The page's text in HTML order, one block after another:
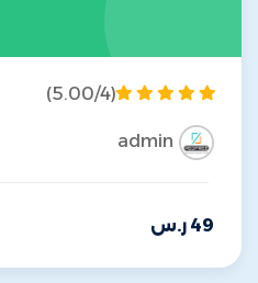
(5.00/4)
admin
49 ر.س